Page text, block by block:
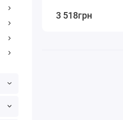
3 518грн